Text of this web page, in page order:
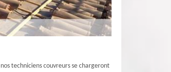
techniciens couvreurs se chargeront